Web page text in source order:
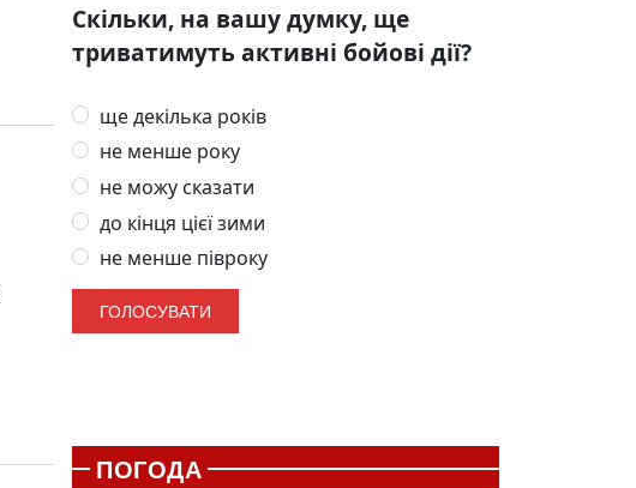
Скільки, на вашу думку, ще
триватимуть активні бойові дії?
ще декілька років
не менше року
не можу сказати
до кінця цієї зими
не менше півроку
ПОГОДА